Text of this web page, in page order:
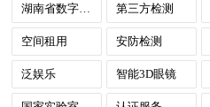
第三方检测
空间租用 安防检测
泛娱乐 智能3D眼镜